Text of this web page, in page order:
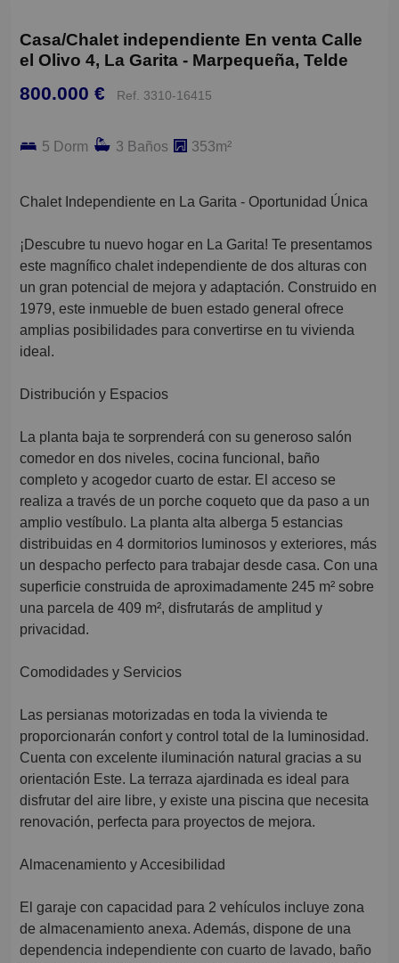
Casa/Chalet independiente En venta Calle
el Olivo 4, La Garita - Marpequeña, Telde
800.000 € Ref. 3310-16415
5 Dorm 3 Baños 353m²
Chalet Independiente en La Garita - Oportunidad Única
¡Descubre tu nuevo hogar en La Garita! Te presentamos
este magnífico chalet independiente de dos alturas con
un gran potencial de mejora y adaptación. Construido en
1979, este inmueble de buen estado general ofrece
amplias posibilidades para convertirse en tu vivienda
ideal.
Distribución y Espacios
La planta baja te sorprenderá con su generoso salón
comedor en dos niveles, cocina funcional, baño
completo y acogedor cuarto de estar. El acceso se
realiza a través de un porche coqueto que da paso a un
amplio vestíbulo. La planta alta alberga 5 estancias
distribuidas en 4 dormitorios luminosos y exteriores, más
un despacho perfecto para trabajar desde casa. Con una
superficie construida de aproximadamente 245 m² sobre
una parcela de 409 m², disfrutarás de amplitud y
privacidad.
Comodidades y Servicios
Las persianas motorizadas en toda la vivienda te
proporcionarán confort y control total de la luminosidad.
Cuenta con excelente iluminación natural gracias a su
orientación Este. La terraza ajardinada es ideal para
disfrutar del aire libre, y existe una piscina que necesita
renovación, perfecta para proyectos de mejora.
Almacenamiento y Accesibilidad
El garaje con capacidad para 2 vehículos incluye zona
de almacenamiento anexa. Además, dispone de una
dependencia independiente con cuarto de lavado, baño